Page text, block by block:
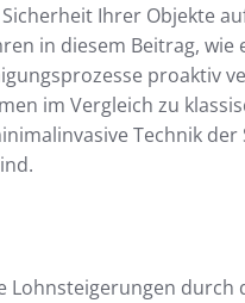
Ihrer Objekte
in diesem Beitrag, wie
proaktiv
im Vergleich zu
Technik
durch